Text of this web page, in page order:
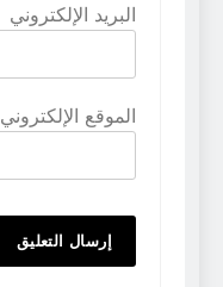
البريد الإلكتروني
الموقع الإلكتروني